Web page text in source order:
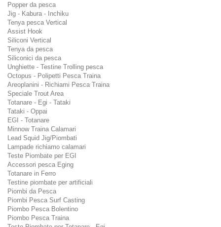
Popper da pesca
Jig - Kabura - Inchiku
Tenya pesca Vertical
Assist Hook
Siliconi Vertical
Tenya da pesca
Siliconici da pesca
Unghiette - Testine Trolling pesca
Octopus - Polipetti Pesca Traina
Areoplanini - Richiami Pesca Traina
Speciale Trout Area
Totanare - Egi - Tataki
Tataki - Oppai
EGI - Totanare
Minnow Traina Calamari
Lead Squid Jig/Piombati
Lampade richiamo calamari
Teste Piombate per EGI
Accessori pesca Eging
Totanare in Ferro
Testine piombate per artificiali
Piombi da Pesca
Piombi Pesca Surf Casting
Piombo Pesca Bolentino
Piombo Pesca Traina